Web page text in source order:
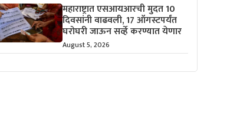
महाराष्ट्रात एसआयआरची मुदत 10
दिवसांनी वाढवली, 17 ऑगस्टपर्यंत
घरोघरी जाऊन सर्व्हे करण्यात येणार
August 5, 2026